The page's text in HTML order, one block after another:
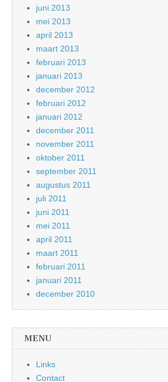
juni 2013
mei 2013
april 2013
maart 2013
februari 2013
januari 2013
december 2012
februari 2012
januari 2012
december 2011
november 2011
oktober 2011
september 2011
augustus 2011
juli 2011
juni 2011
mei 2011
april 2011
maart 2011
februari 2011
januari 2011
december 2010
MENU
Links
Contact